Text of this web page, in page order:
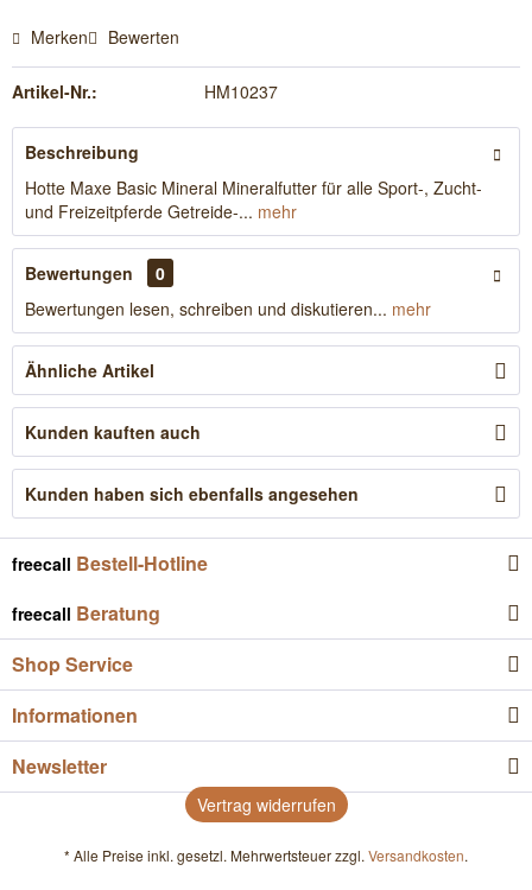
Merken Bewerten
Artikel-Nr.: HM10237
Beschreibung
Hotte Maxe Basic Mineral Mineralfutter für alle Sport-, Zucht-
und Freizeitpferde Getreide-... mehr
Bewertungen
0
Bewertungen lesen, schreiben und diskutieren... mehr
Ähnliche Artikel
Kunden kauften auch
Kunden haben sich ebenfalls angesehen
freecall Bestell-Hotline
freecall Beratung
Shop Service
Informationen
Newsletter
Vertrag widerrufen
* Alle Preise inkl. gesetzl. Mehrwertsteuer zzgl. Versandkosten.